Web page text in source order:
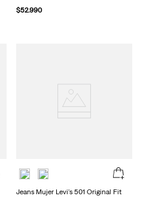
$52.990
Jeans Mujer Levi's 501 Original Fit